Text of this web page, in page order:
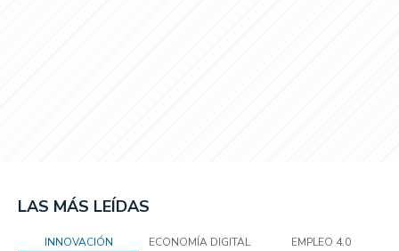
LAS MÁS LEÍDAS
INNOVACIÓN ECONOMÍA DIGITAL EMPLEO 4.0